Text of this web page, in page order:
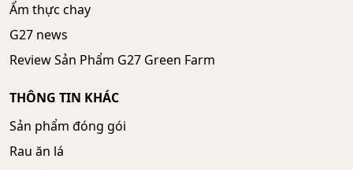
Ẩm thực chay
G27 news
Review Sản Phẩm G27 Green Farm
THÔNG TIN KHÁC
Sản phẩm đóng gói
Rau ăn lá